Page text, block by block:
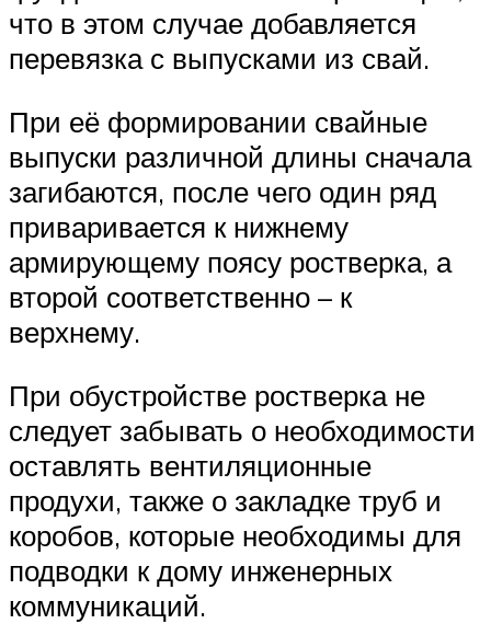
что в этом случае добавляется
перевязка с выпусками из свай.
При её формировании свайные
выпуски различной длины сначала
загибаются, после чего один ряд
приваривается к нижнему
армирующему поясу ростверка, а
второй соответственно – к
верхнему.
При обустройстве ростверка не
следует забывать о необходимости
оставлять вентиляционные
продухи, также о закладке труб и
коробов, которые необходимы для
подводки к дому инженерных
коммуникаций.